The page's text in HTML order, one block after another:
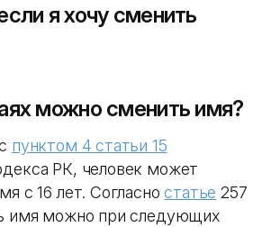
я хочу сменить
можно сменить имя?
пунктом 4 статьи 15
РК, человек может
с 16 лет. Согласностатье 257
имя можно при следующих